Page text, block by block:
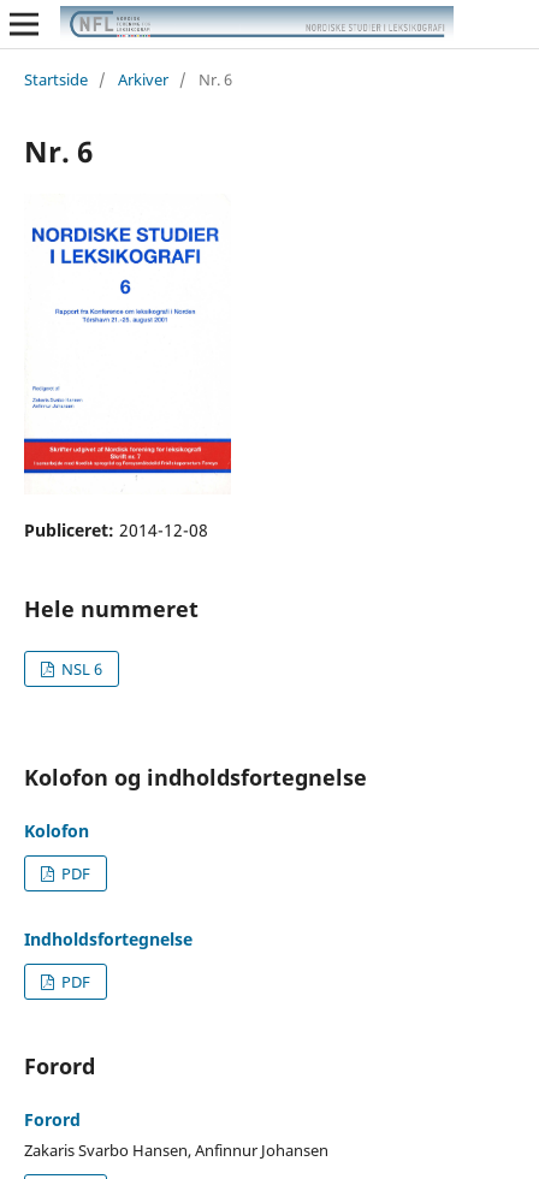
Startside / Arkiver / Nr. 6
Nr. 6
Publiceret: 2014-12-08
Hele nummeret
NSL 6
Kolofon og indholdsfortegnelse
Kolofon
PDF
Indholdsfortegnelse
PDF
Forord
Forord
Zakaris Svarbo Hansen, Anfinnur Johansen